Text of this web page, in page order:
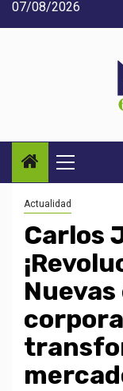
Saltar
al
07/08/2026
Menú
principal
Actualidad
Carlos